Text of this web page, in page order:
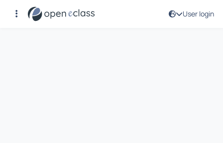
User login